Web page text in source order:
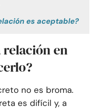
es aceptable?
en
no es broma.
es difícil y, a